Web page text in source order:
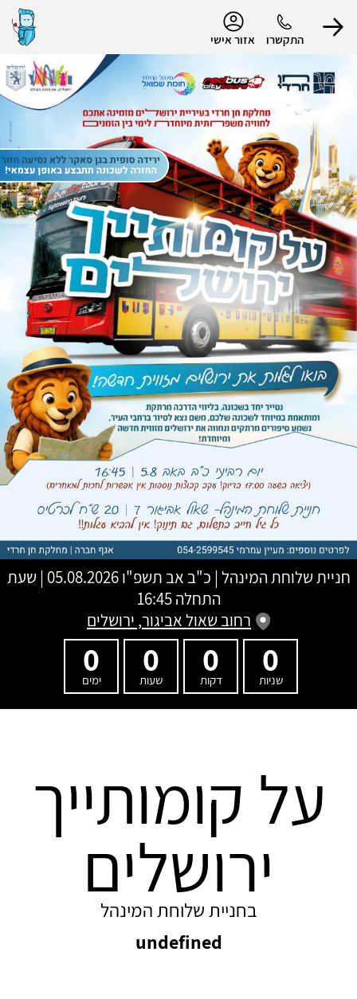
התקשרו אזור אישי
הפרופיל שלי
התנתק
חניית שלוחת המינהל | כ"ב אב תשפ"ו
05.08.2026 | שעת
התחלה 16:45
רחוב שאול אביגור, ירושלים
0
שניות
0
דקות
0
שעות
0
ימים
על קומותייך
ירושלים
בחניית שלוחת המינהל
undefined